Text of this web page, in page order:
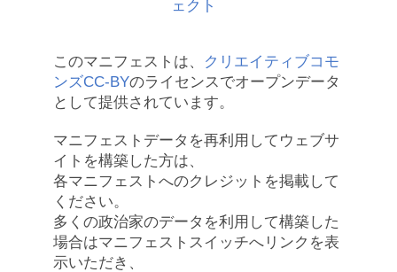
このマニフェストは、
クリエイティブコモ
ンズCC-BYのライセンスでオープンデータ
として提供されています。
マニフェストデータを再利用してウェブサ
イトを構築した方は、
各マニフェストへのクレジットを掲載して
ください。
多くの政治家のデータを利用して構築した
場合はマニフェストスイッチへリンクを表
示いただき、